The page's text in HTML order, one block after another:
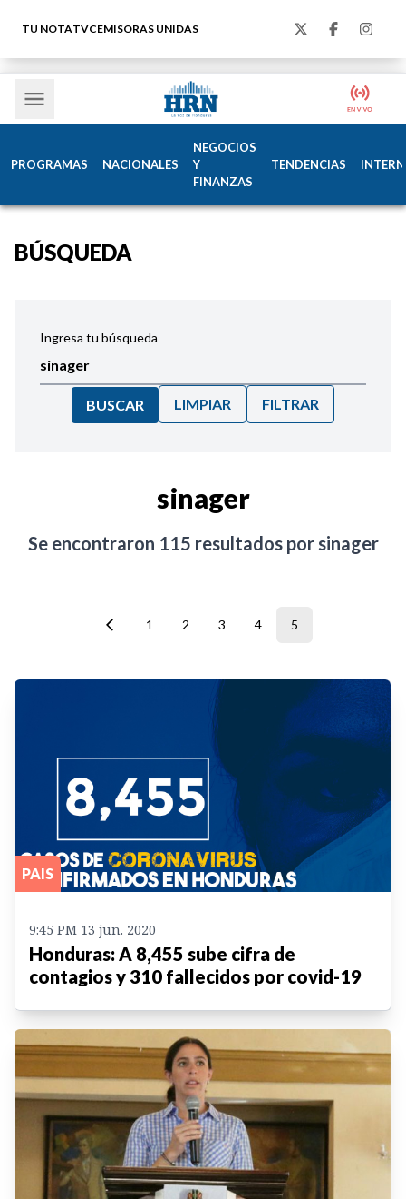
TU NOTATVCEMISORAS UNIDAS
PROGRAMAS NACIONALES
NEGOCIOS
Y
FINANZAS
TENDENCIAS
BÚSQUEDA
Ingresa tu búsqueda
BUSCAR LIMPIAR FILTRAR
sinager
Se encontraron 115 resultados por sinager
1 2 3 4 5
PAIS
9:45 PM 13 jun. 2020
Honduras: A 8,455 sube cifra de
contagios y 310 fallecidos por covid-19